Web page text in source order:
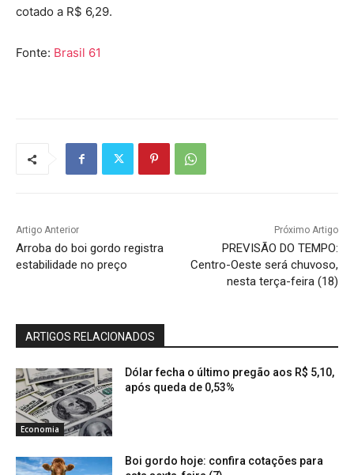
cotado a R$ 6,29.
Fonte: Brasil 61
Artigo Anterior
Arroba do boi gordo registra
estabilidade no preço
Próximo Artigo
PREVISÃO DO TEMPO:
Centro-Oeste será chuvoso,
nesta terça-feira (18)
ARTIGOS RELACIONADOS
Economia
Dólar fecha o último pregão aos R$ 5,10,
após queda de 0,53%
Boi gordo hoje: confira cotações para